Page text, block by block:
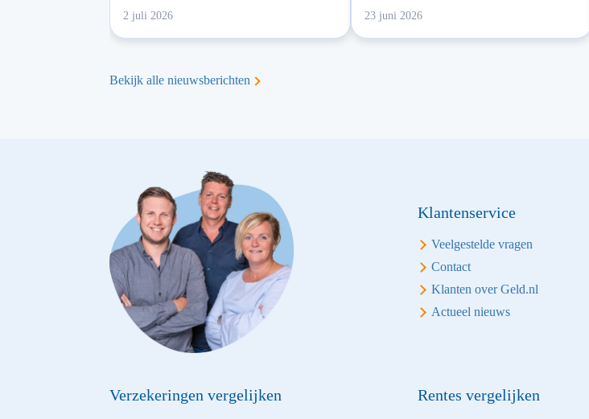
2 juli 2026 23 juni 2026
Bekijk alle nieuwsberichten
Klantenservice
Veelgestelde vragen
Contact
Klanten over Geld.nl
Actueel nieuws
Verzekeringen vergelijken Rentes vergelijken